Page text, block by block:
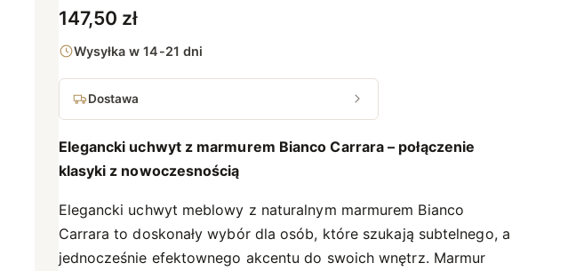
147,50 zł
Wysyłka w 14-21 dni
Dostawa
Elegancki uchwyt z marmurem Bianco Carrara – połączenie
klasyki z nowoczesnością
Elegancki uchwyt meblowy z naturalnym marmurem Bianco
Carrara to doskonały wybór dla osób, które szukają subtelnego, a
jednocześnie efektownego akcentu do swoich wnętrz. Marmur